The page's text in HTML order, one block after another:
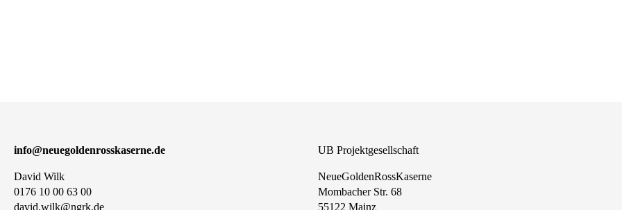
info@neuegoldenrosskaserne.de
David Wilk
0176 10 00 63 00
david.wilk@ngrk.de
UB Projektgesellschaft
NeueGoldenRossKaserne
Mombacher Str. 68
55122 Mainz